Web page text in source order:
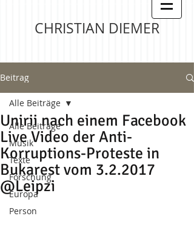
CHRISTIAN DIEMER
Beitrag
Alle Beiträge
Musik
Texte
Forschung
Europa
Person
Alle Beiträge
Unirii nach einem Facebook
Live Video der Anti-
Korruptions-Proteste in
Bukarest vom 3.2.2017
@Leipzi